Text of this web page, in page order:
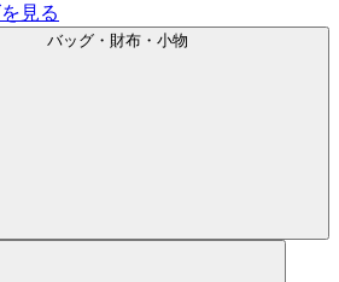
見る
バッグ・財布・小物